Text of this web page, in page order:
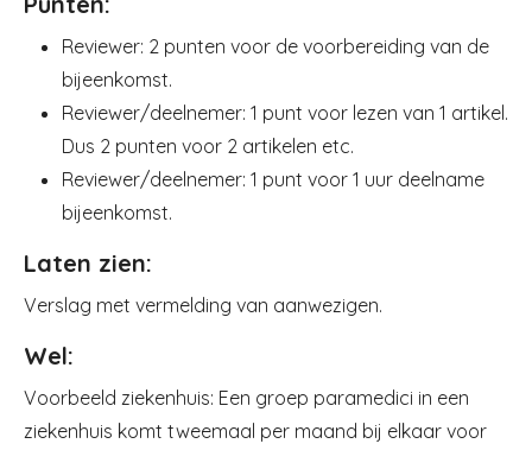
Reviewer: 2 punten voor de voorbereiding van de
bijeenkomst.
Reviewer/deelnemer: 1 punt voor lezen van 1 artikel.
Dus 2 punten voor 2 artikelen etc.
Reviewer/deelnemer: 1 punt voor 1 uur deelname
bijeenkomst.
Laten zien:
Verslag met vermelding van aanwezigen.
Wel:
Voorbeeld ziekenhuis: Een groep paramedici in een
ziekenhuis komt tweemaal per maand bij elkaar voor